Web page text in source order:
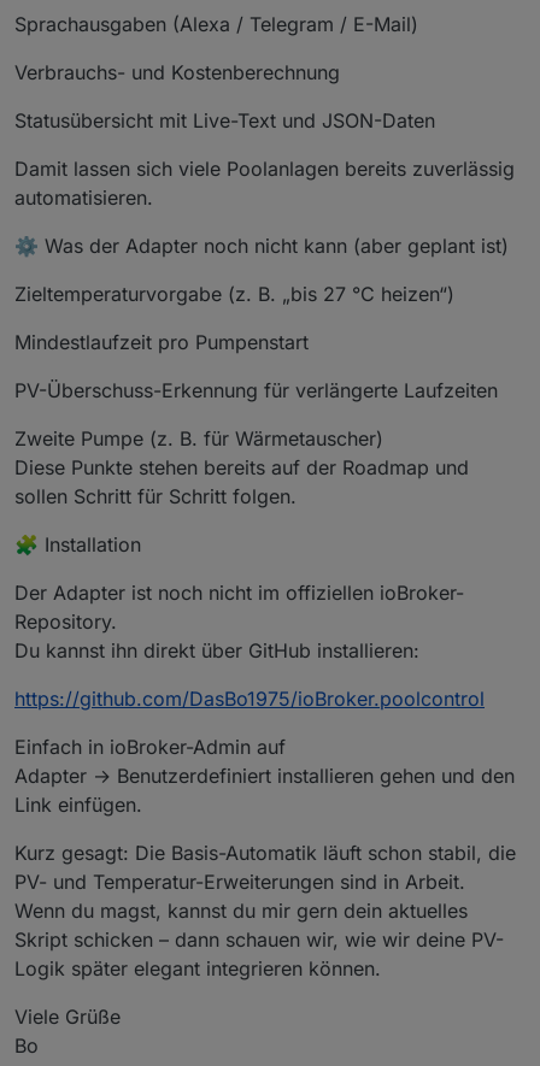
Sprachausgaben (Alexa / Telegram / E-Mail)
Verbrauchs- und Kostenberechnung
Statusübersicht mit Live-Text und JSON-Daten
Damit lassen sich viele Poolanlagen bereits zuverlässig
automatisieren.
⚙️ Was der Adapter noch nicht kann (aber geplant ist)
Zieltemperaturvorgabe (z. B. „bis 27 °C heizen“)
Mindestlaufzeit pro Pumpenstart
PV-Überschuss-Erkennung für verlängerte Laufzeiten
Zweite Pumpe (z. B. für Wärmetauscher)
Diese Punkte stehen bereits auf der Roadmap und
sollen Schritt für Schritt folgen.
🧩 Installation
Der Adapter ist noch nicht im offiziellen ioBroker-
Repository.
Du kannst ihn direkt über GitHub installieren:
https://github.com/DasBo1975/ioBroker.poolcontrol
Einfach in ioBroker-Admin auf
Adapter → Benutzerdefiniert installieren gehen und den
Link einfügen.
Kurz gesagt: Die Basis-Automatik läuft schon stabil, die
PV- und Temperatur-Erweiterungen sind in Arbeit.
Wenn du magst, kannst du mir gern dein aktuelles
Skript schicken – dann schauen wir, wie wir deine PV-
Logik später elegant integrieren können.
Viele Grüße
Bo